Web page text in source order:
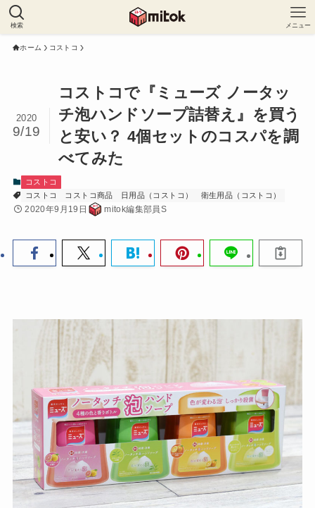
検索 メニュー
ホーム コストコ
コストコで『ミューズ ノータッ
チ泡ハンドソープ詰替え』を買う
と安い？ 4個セットのコスパを調
べてみた
2020
9/19
コストコ
コストコ
コストコ商品 日用品（コストコ） 衛生用品（コストコ）
2020年9月19日 mitok編集部員S